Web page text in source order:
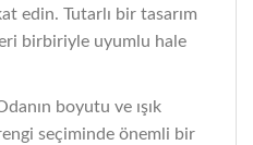
edin. Tutarlı bir tasarım
birbiriyle uyumlu hale
boyutu ve ışık
seçiminde önemli bir